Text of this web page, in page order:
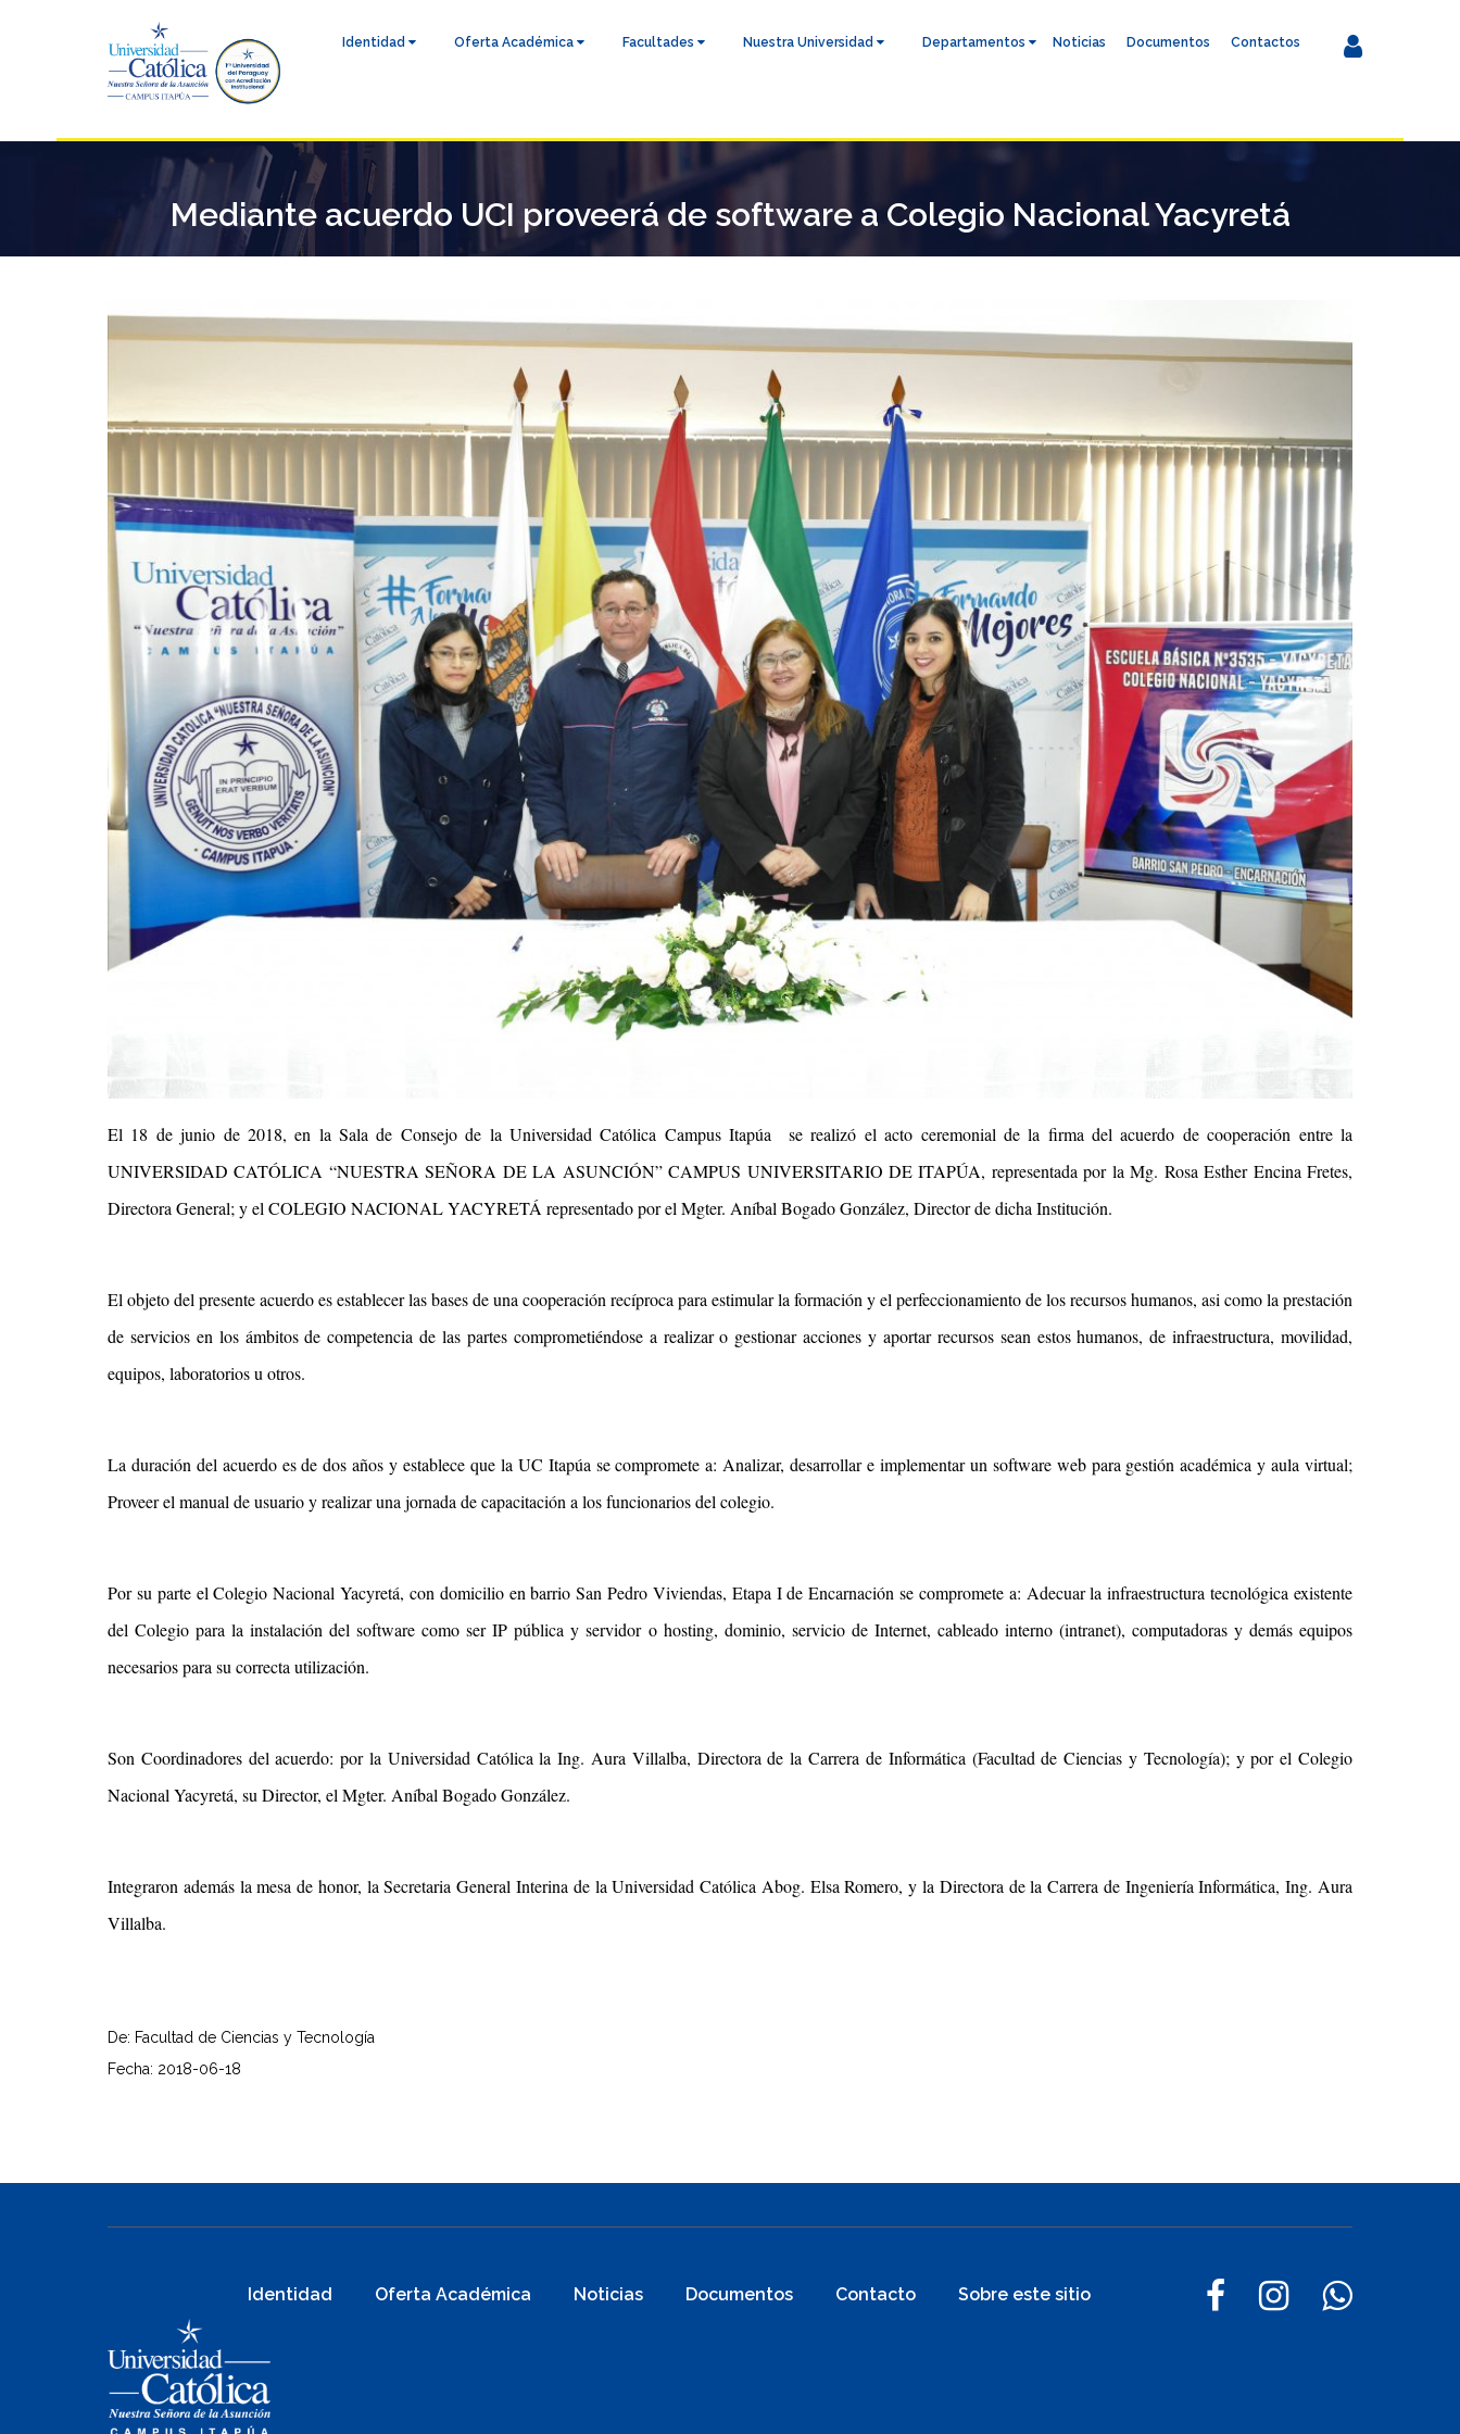
Identidad Oferta Académica Facultades Nuestra Universidad Departamentos Noticias Documentos Contactos
Mediante acuerdo UCI proveerá de software a Colegio Nacional Yacyretá
El 18 de junio de 2018, en la Sala de Consejo de la Universidad Católica Campus Itapúa se realizó el acto ceremonial de la firma del acuerdo de cooperación entre la
UNIVERSIDAD CATÓLICA “NUESTRA SEÑORA DE LA ASUNCIÓN” CAMPUS UNIVERSITARIO DE ITAPÚA, representada por la Mg. Rosa Esther Encina Fretes,
Directora General; y el COLEGIO NACIONAL YACYRETÁ representado por el Mgter. Aníbal Bogado González, Director de dicha Institución.
El objeto del presente acuerdo es establecer las bases de una cooperación recíproca para estimular la formación y el perfeccionamiento de los recursos humanos, asi como la prestación
de servicios en los ámbitos de competencia de las partes comprometiéndose a realizar o gestionar acciones y aportar recursos sean estos humanos, de infraestructura, movilidad,
equipos, laboratorios u otros.
La duración del acuerdo es de dos años y establece que la UC Itapúa se compromete a: Analizar, desarrollar e implementar un software web para gestión académica y aula virtual;
Proveer el manual de usuario y realizar una jornada de capacitación a los funcionarios del colegio.
Por su parte el Colegio Nacional Yacyretá, con domicilio en barrio San Pedro Viviendas, Etapa I de Encarnación se compromete a: Adecuar la infraestructura tecnológica existente
del Colegio para la instalación del software como ser IP pública y servidor o hosting, dominio, servicio de Internet, cableado interno (intranet), computadoras y demás equipos
necesarios para su correcta utilización.
Son Coordinadores del acuerdo: por la Universidad Católica la Ing. Aura Villalba, Directora de la Carrera de Informática (Facultad de Ciencias y Tecnología); y por el Colegio
Nacional Yacyretá, su Director, el Mgter. Aníbal Bogado González.
Integraron además la mesa de honor, la Secretaria General Interina de la Universidad Católica Abog. Elsa Romero, y la Directora de la Carrera de Ingeniería Informática, Ing. Aura
Villalba.
De: Facultad de Ciencias y Tecnología
Fecha: 2018-06-18
Identidad Oferta Académica Noticias Documentos Contacto Sobre este sitio